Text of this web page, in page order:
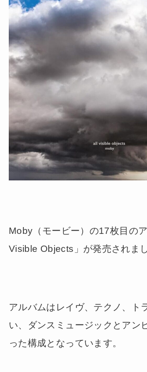
Moby（モービー）の17枚目のア
Visible Objects」が発売されまし
アルバムはレイヴ、テクノ、ト
い、ダンスミュージックとアン
った構成となっています。